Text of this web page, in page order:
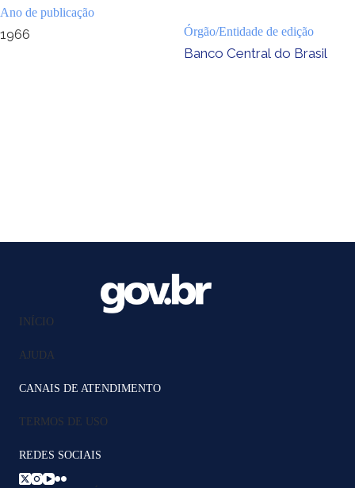
Ano de publicação
1966 Órgão/Entidade de edição
Banco Central do Brasil
INÍCIO
AJUDA
CANAIS DE ATENDIMENTO
TERMOS DE USO
REDES SOCIAIS